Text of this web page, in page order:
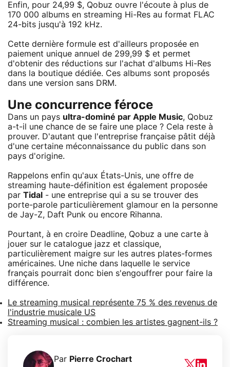
Enfin, pour 24,99 $, Qobuz ouvre l'écoute à plus de
170 000 albums en streaming Hi-Res au format FLAC
24-bits jusqu'à 192 kHz.
Cette dernière formule est d'ailleurs proposée en
paiement unique annuel de 299,99 $ et permet
d'obtenir des réductions sur l'achat d'albums Hi-Res
dans la boutique dédiée. Ces albums sont proposés
dans une version sans DRM.
Une concurrence féroce
Dans un pays ultra-dominé par Apple Music, Qobuz
a-t-il une chance de se faire une place ? Cela reste à
prouver. D'autant que l'entreprise française pâtit déjà
d'une certaine méconnaissance du public dans son
pays d'origine.
Rappelons enfin qu'aux États-Unis, une offre de
streaming haute-définition est également proposée
par Tidal
- une entreprise qui a su se trouver des
porte-parole particulièrement glamour en la personne
de Jay-Z, Daft Punk ou encore Rihanna.
Pourtant, à en croire Deadline, Qobuz a une carte à
jouer sur le catalogue jazz et classique,
particulièrement maigre sur les autres plates-formes
américaines. Une niche dans laquelle le service
français pourrait donc bien s'engouffrer pour faire la
différence.
Le streaming musical représente 75 % des revenus de
l'industrie musicale US
Streaming musical : combien les artistes gagnent-ils ?
Par Pierre Crochart